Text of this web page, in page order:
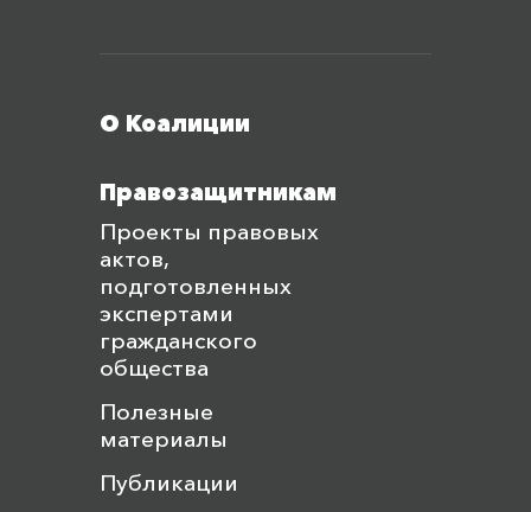
О Коалиции
Правозащитникам
Проекты правовых
актов,
подготовленных
экспертами
гражданского
общества
Полезные
материалы
Публикации